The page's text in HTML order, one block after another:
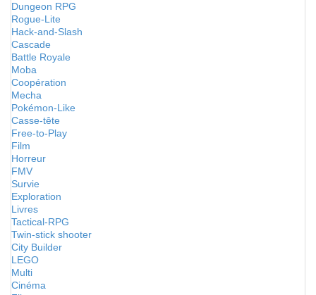
Dungeon RPG
Rogue-Lite
Hack-and-Slash
Cascade
Battle Royale
Moba
Coopération
Mecha
Pokémon-Like
Casse-tête
Free-to-Play
Film
Horreur
FMV
Survie
Exploration
Livres
Tactical-RPG
Twin-stick shooter
City Builder
LEGO
Multi
Cinéma